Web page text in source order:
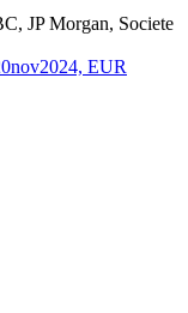
JP Morgan, Societe
EUR